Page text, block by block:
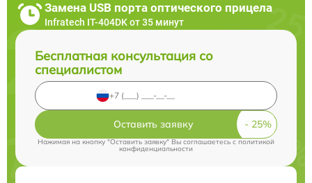
Замена USB порта оптического прицела
Infratech IT-404DK от 35 минут
Бесплатная консультация со
специалистом
Оставить заявку
Нажимая на кнопку "Оставить заявку" Вы соглашаетесь cполитикой
конфиденциальности